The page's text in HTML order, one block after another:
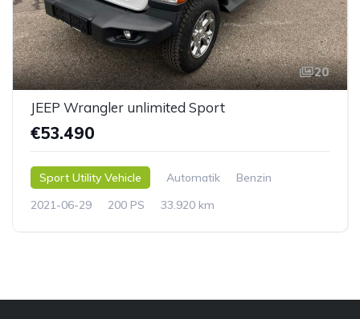
20
JEEP Wrangler unlimited Sport
€53.490
Sport Utility Vehicle Automatik
Benzin
2021-06-29
200 PS 33.920 km